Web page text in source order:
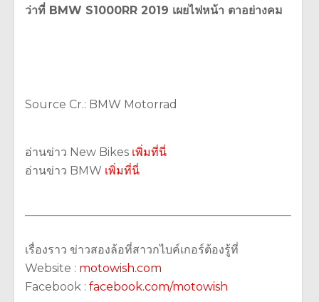
ว่าที่ BMW S1000RR 2019 เผยไฟหน้า ตาอย่างคม
Source Cr.: BMW Motorrad
อ่านข่าว New Bikes เพิ่มที่นี่
อ่านข่าว BMW เพิ่มที่นี่
เรื่องราว ข่าวสองล้อที่สาวกไบค์เกอร์ต้องรู้ที่
Website : motowish.com
Facebook : facebook.com/motowish